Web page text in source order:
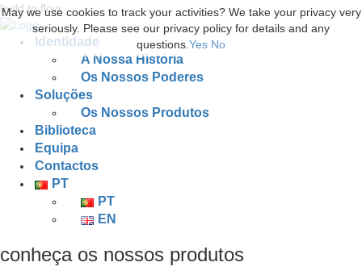
build to flow.
Identidade
A Nossa História
Os Nossos Poderes
Soluções
Os Nossos Produtos
Biblioteca
Equipa
Contactos
PT
PT
EN
conheça os nossos produtos
May we use cookies to track your activities? We take your privacy very
seriously. Please see our privacy policy for details and any
questions. Yes No